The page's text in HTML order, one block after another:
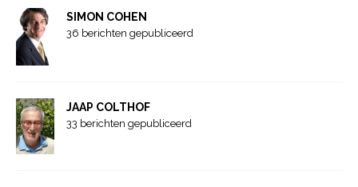
SIMON COHEN
36 berichten gepubliceerd
JAAP COLTHOF
33 berichten gepubliceerd